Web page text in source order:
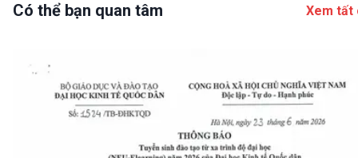
Có thể bạn quan tâm Xem tất